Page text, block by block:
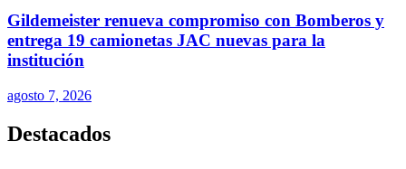
Gildemeister renueva compromiso con Bomberos y
entrega 19 camionetas JAC nuevas para la
institución
agosto 7, 2026
Destacados